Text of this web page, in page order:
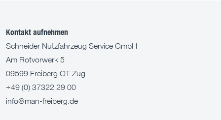
Kontakt aufnehmen
Schneider Nutzfahrzeug Service GmbH
Am Rotvorwerk 5
09599 Freiberg OT Zug
+49 (0) 37322 29 00
info@man-freiberg.de